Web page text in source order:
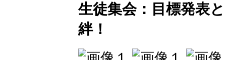
生徒集会：目標発表
絆！